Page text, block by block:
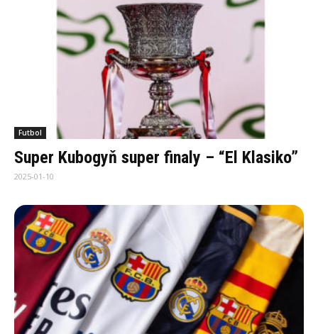
Futbol
Super Kubogyň super finaly – “El Klasiko”
2025-01-10